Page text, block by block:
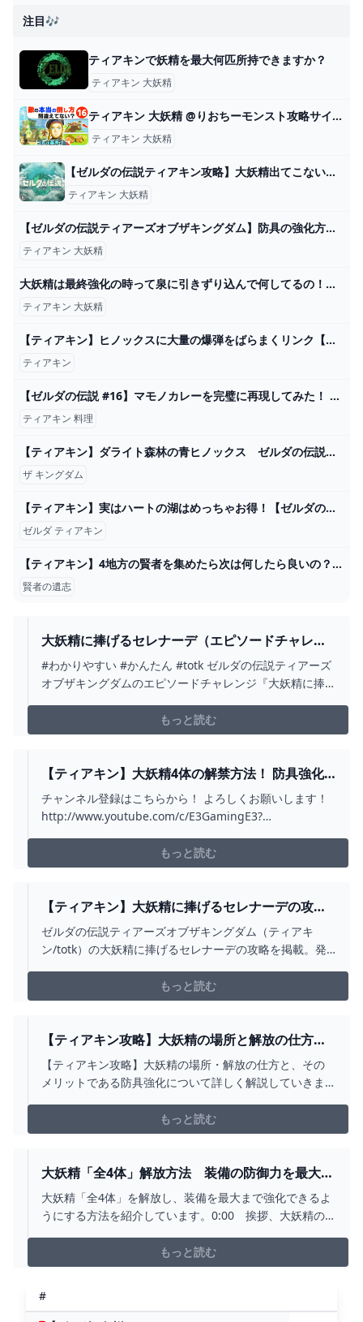
注目🎶
ティアキンで妖精を最大何匹所持できますか？
ティアキン 大妖精
ティアキン 大妖精 @りおちーモンスト攻略サイト
ティアキン 大妖精
【ゼルダの伝説ティアキン攻略】大妖精出てこない原因ってなに？ – ゲーム攻略のかけら
ティアキン 大妖精
【ゼルダの伝説ティアーズオブザキングダム】防具の強化方法と大妖精の場所【ティアキン】 ゲーム攻略サイト AlGest
ティアキン 大妖精
大妖精は最終強化の時って泉に引きずり込んで何してるの！？ - ゼルダの伝説まとめ速報｜ティアキン｜ブレワイ
ティアキン 大妖精
【ティアキン】ヒノックスに大量の爆弾をばらまくリンク【ゼルダの伝説 ティアーズ オブ ザ キングダム】 - YouTube
ティアキン
【ゼルダの伝説 #16】マモノカレーを完璧に再現してみた！ ティアキングルメ旅！【ティアキン】【ゆっくり実況】 - YouTube
ティアキン 料理
【ティアキン】ダライト森林の青ヒノックス ゼルダの伝説ティアーズ オブ ザ キングダム #ゼルダの伝説 #ティアキン #zelda #shorts - YouTube
ザ キングダム
【ティアキン】実はハートの湖はめっちゃお得！【ゼルダの伝説ティアーズオブザキングダム】/ジャイと共のトニー - YouTube
ゼルダ ティアキン
【ティアキン】4地方の賢者を集めたら次は何したら良いの？ ゼルダの伝説ティアキンまとめっち ゼルダの伝説ティアーズ オブ ザ キングダム
賢者の遺志
大妖精に捧げるセレナーデ（エピソードチャレン
ジ）｜ゼルダの伝説 ティアキン - YOUTUBE
#わかりやすい #かんたん #totk ゼルダの伝説ティアーズ
オブザキングダムのエピソードチャレンジ『大妖精に捧
に解説しています。このエピソードチャレンジは『森の
馬宿』（オルディン地方）で受注でき、報酬として大妖
の...
もっと読む
【ティアキン】大妖精4体の解禁方法！ 防具強化
やセットボーナス追加に必須！【ゼルダの伝説】 -
YOUTUBE
チャンネル登録はこちらから！ よろしくお願いします！
http://www.youtube.com/c/E3GamingE3?
https://twitter.com/asacre45Twitchアカウント
https://www.twitch.tv/eth...
もっと読む
【ティアキン】大妖精に捧げるセレナーデの攻略
と報酬【ゼルダの伝説ティアーズオブザキングダ
ム】 - 神ゲー攻略
ゼルダの伝説ティアーズオブザキングダム（ティアキ
ン/totk）の大妖精に捧げるセレナーデの攻略を掲載。発
もっと読む
【ティアキン攻略】大妖精の場所と解放の仕方
（テーラ・ミジャー・クチューラ・シーザ）｜防
具強化【ゼルダティアーズオブザキングダム】
【ティアキン攻略】大妖精の場所・解放の仕方と、その
メリットである防具強化について詳しく解説していきま
もっと読む
大妖精「全4体」解放方法 装備の防御力を最大ま
で強化 テーラ クチューラ シーザ ミジャ
ー 大妖精に捧げるセレナーデ 攻略 ゼルダの
大妖精「全4体」を解放し、装備を最大まで強化できるよ
うにする方法を紹介しています。0:00 挨拶、大妖精の
ダ姫を発生1:42 森の馬宿へ移動 大妖精に捧げるセレ
ナーデ発生2:20 テーラ解放 大妖精に捧げるセレナー
もっと読む
#